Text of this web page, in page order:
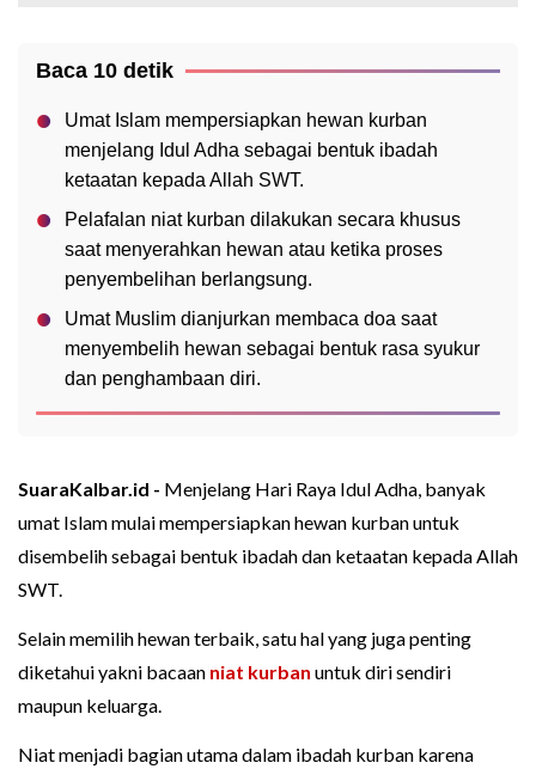
Baca 10 detik
Umat Islam mempersiapkan hewan kurban
menjelang Idul Adha sebagai bentuk ibadah
ketaatan kepada Allah SWT.
Pelafalan niat kurban dilakukan secara khusus
saat menyerahkan hewan atau ketika proses
penyembelihan berlangsung.
Umat Muslim dianjurkan membaca doa saat
menyembelih hewan sebagai bentuk rasa syukur
dan penghambaan diri.
SuaraKalbar.id - Menjelang Hari Raya Idul Adha, banyak
umat Islam mulai mempersiapkan hewan kurban untuk
disembelih sebagai bentuk ibadah dan ketaatan kepada Allah
SWT.
Selain memilih hewan terbaik, satu hal yang juga penting
diketahui yakni bacaan niat kurban untuk diri sendiri
maupun keluarga.
Niat menjadi bagian utama dalam ibadah kurban karena